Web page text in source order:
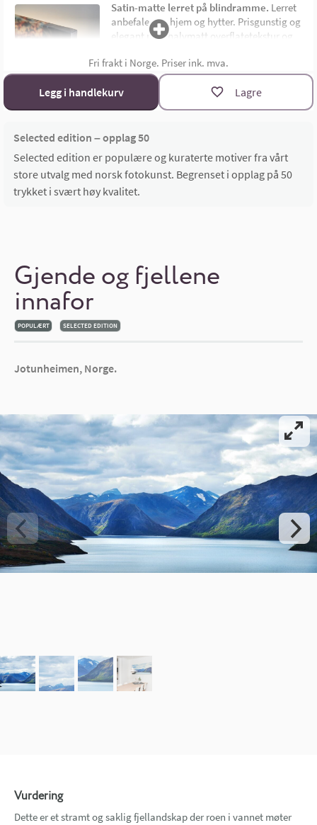
Gjende og fjellene
innafor
POPULÆRT SELECTED EDITION
Satin-matte lerret på blindramme. Lerret
anbefales for hjem og hytter. Prisgunstig og
elegant med halvmatt overflatetekstur og
limtre blindramme. Bildemål oppgis som
bredde x høyde i cm.Materialoversikt
Størrelsekalkulator
Fri frakt i Norge. Priser ink. mva.
Legg i handlekurv Lagre
Selected edition – opplag 50
Selected edition er populære og kuraterte motiver fra vårt
store utvalg med norsk fotokunst. Begrenset i opplag på 50
trykket i svært høy kvalitet.
Jotunheimen, Norge.
Vurdering
Dette er et stramt og saklig fjellandskap der roen i vannet møter